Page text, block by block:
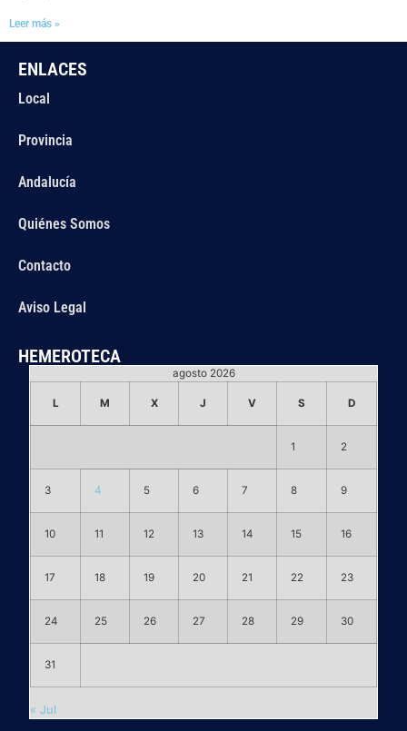
Leer más »
ENLACES
Local
Provincia
Andalucía
Quiénes Somos
Contacto
Aviso Legal
HEMEROTECA
agosto 2026
L M X J V S D
1 2
3 4 5 6 7 8 9
10 11 12 13 14 15 16
17 18 19 20 21 22 23
24 25 26 27 28 29 30
31
« Jul